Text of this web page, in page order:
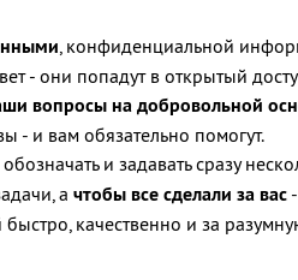
, конфиденциальной
- они попадут в открытый
вопросы на добровольной
- и вам обязательно помогут.
и задавать сразу
а чтобы все сделали за вас-
качественно и за